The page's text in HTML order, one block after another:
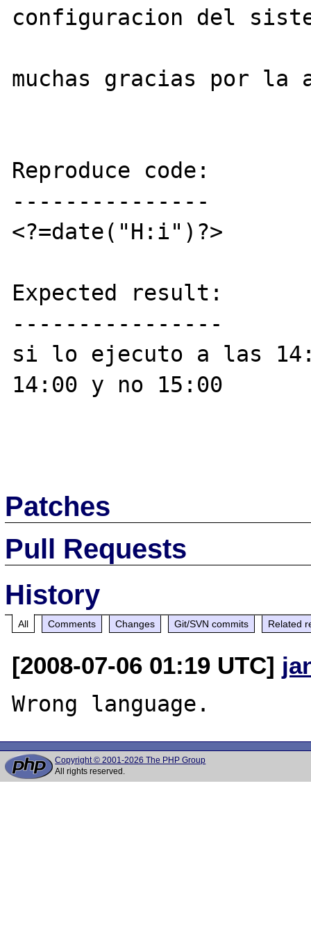
configuracion del
muchas gracias por la
Reproduce code:
---------------
<?=date("H:i")?>
Expected result:
----------------
si lo ejecuto a las
14:00 y no 15:00
Patches
Pull Requests
History
All Comments Changes Git/SVN commits Related
[2008-07-06 01:19 UTC]
Copyright © 2001-2026 The PHP Group
All rights reserved.